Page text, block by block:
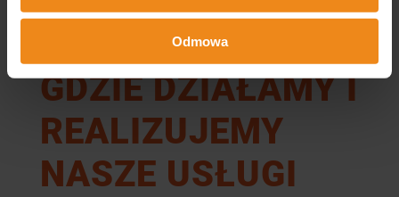
Odmowa
GDZIE DZIAŁAMY I
REALIZUJEMY
NASZE USŁUGI